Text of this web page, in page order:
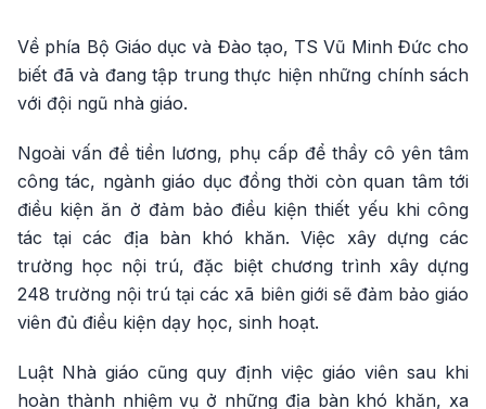
Về phía Bộ Giáo dục và Đào tạo, TS Vũ Minh Đức cho
biết đã và đang tập trung thực hiện những chính sách
với đội ngũ nhà giáo.
Ngoài vấn đề tiền lương, phụ cấp để thầy cô yên tâm
công tác, ngành giáo dục đồng thời còn quan tâm tới
điều kiện ăn ở đảm bảo điều kiện thiết yếu khi công
tác tại các địa bàn khó khăn. Việc xây dựng các
trường học nội trú, đặc biệt chương trình xây dựng
248 trường nội trú tại các xã biên giới sẽ đảm bảo giáo
viên đủ điều kiện dạy học, sinh hoạt.
Luật Nhà giáo cũng quy định việc giáo viên sau khi
hoàn thành nhiệm vụ ở những địa bàn khó khăn, xa